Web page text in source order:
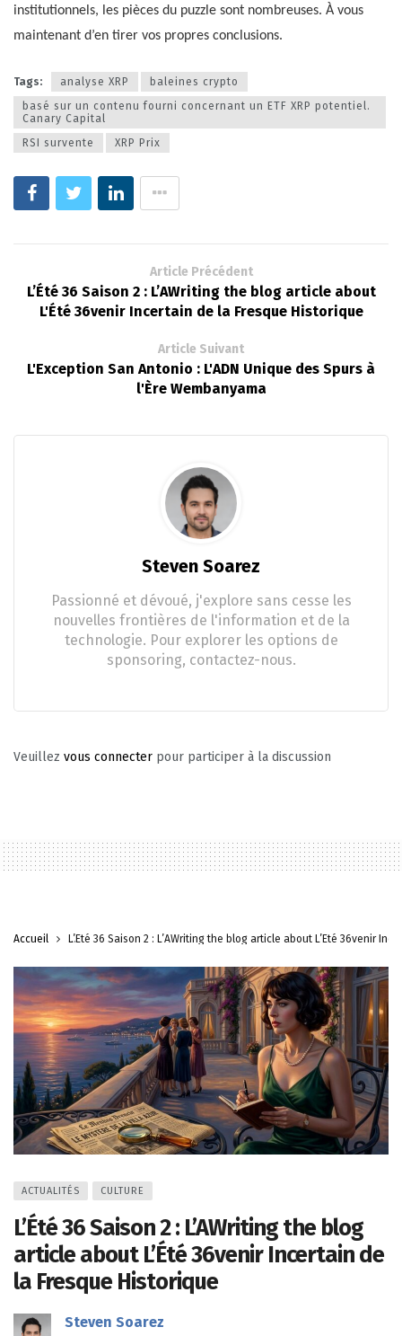
institutionnels, les pièces du puzzle sont nombreuses. À vous
maintenant d’en tirer vos propres conclusions.
Tags: analyse XRP
baleines crypto
basé sur un contenu fourni concernant un ETF XRP potentiel.
Canary Capital
RSI survente
XRP Prix
Article Précédent
L’Été 36 Saison 2 : L’AWriting the blog article about
L'Été 36venir Incertain de la Fresque Historique
Article Suivant
L'Exception San Antonio : L'ADN Unique des Spurs à
l'Ère Wembanyama
Steven Soarez
Passionné et dévoué, j'explore sans cesse les
nouvelles frontières de l'information et de la
technologie. Pour explorer les options de
sponsoring, contactez-nous.
Veuillez vous connecter pour participer à la discussion
Accueil L’Été 36 Saison 2 : L’AWriting the blog article about L’Été 36venir
ACTUALITÉS CULTURE
L’Été 36 Saison 2 : L’AWriting the blog
article about L’Été 36venir Incertain de
la Fresque Historique
Steven Soarez